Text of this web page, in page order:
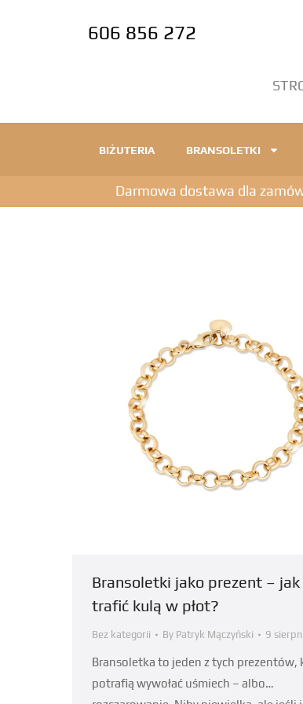
606 856 272
BIŻUTERIA BRANSOLETKI
Darmowa dostawa dla
Bransoletki jako prezent – jak
trafić kulą w płot?
Bez kategorii By Patryk Mączyński 9
Bransoletka to jeden z tych prezentów,
potrafią wywołać uśmiech – albo…